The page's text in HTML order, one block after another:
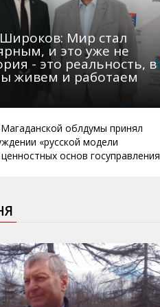
Мир стал
и это уже не
- это реальность, в
живем и работаем
облдумы принял
«русской модели
основ госуправления